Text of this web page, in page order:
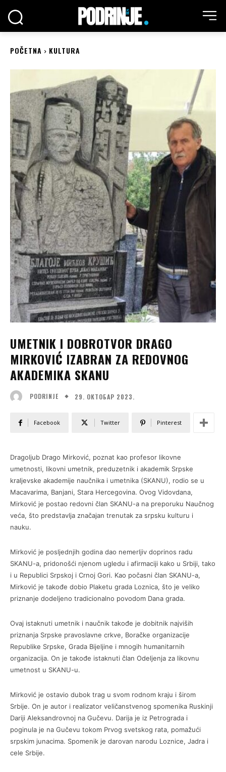
POČETNA KULTURA
UMETNIK I DOBROTVOR DRAGO
MIRKOVIĆ IZABRAN ZA REDOVNOG
AKADEMIKA SKANU
PODRINJE 29. ОКТОБАР 2023.
Facebook Twitter Pinterest
Dragoljub Drago Mirković, poznat kao profesor likovne
umetnosti, likovni umetnik, preduzetnik i akademik Srpske
kraljevske akademije naučnika i umetnika (SKANU), rodio se u
Macavarima, Banjani, Stara Hercegovina. Ovog Vidovdana,
Mirković je postao redovni član SKANU-a na preporuku Naučnog
veća, što predstavlja značajan trenutak za srpsku kulturu i
nauku.
Mirković je posljednjih godina dao nemerljiv doprinos radu
SKANU-a, pridonošći njenom ugledu i afirmaciji kako u Srbiji, tako
i u Republici Srpskoj i Crnoj Gori. Kao počasni član SKANU-a,
Mirković je takođe dobio Plaketu grada Loznica, što je veliko
priznanje dodeljeno tradicionalno povodom Dana grada.
Ovaj istaknuti umetnik i naučnik takođe je dobitnik najviših
priznanja Srpske pravoslavne crkve, Boračke organizacije
Republike Srpske, Grada Bijeljine i mnogih humanitarnih
organizacija. On je takođe istaknuti član Odeljenja za likovnu
umetnost u SKANU-u.
Mirković je ostavio dubok trag u svom rodnom kraju i širom
Srbije. On je autor i realizator veličanstvenog spomenika Ruskinji
Dariji Aleksandrovnoj na Gučevu. Darija je iz Petrograda i
poginula je na Gučevu tokom Prvog svetskog rata, pomažući
srpskim junacima. Spomenik je darovan narodu Loznice, Jadra i
cele Srbije.